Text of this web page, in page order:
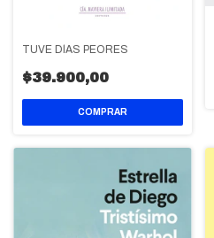
TUVE DÍAS PEORES
$39.900,00